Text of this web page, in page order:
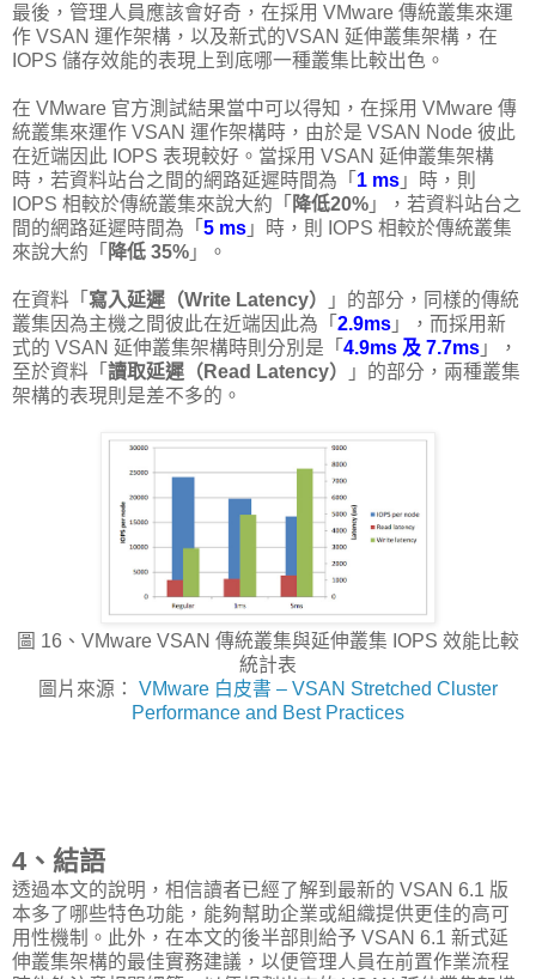
最後，管理人員應該會好奇，在採用 VMware 傳統叢集來運
作 VSAN 運作架構，以及新式的VSAN 延伸叢集架構，在
IOPS 儲存效能的表現上到底哪一種叢集比較出色。
在 VMware 官方測試結果當中可以得知，在採用 VMware 傳
統叢集來運作 VSAN 運作架構時，由於是 VSAN Node 彼此
在近端因此 IOPS 表現較好。當採用 VSAN 延伸叢集架構
時，若資料站台之間的網路延遲時間為「 1 ms 」時，則
IOPS 相較於傳統叢集來說大約「 降低20% 」，若資料站台之
間的網路延遲時間為「 5 ms 」時，則 IOPS 相較於傳統叢集
來說大約「 降低 35% 」。
在資料「 寫入延遲（Write Latency）
」的部分，同樣的傳統
叢集因為主機之間彼此在近端因此為「 2.9ms 」，而採用新
式的 VSAN 延伸叢集架構時則分別是「 4.9ms 及 7.7ms 」，
至於資料「 讀取延遲（Read Latency）
」的部分，兩種叢集
架構的表現則是差不多的。
圖 16、VMware VSAN 傳統叢集與延伸叢集 IOPS 效能比較
統計表
圖片來源： VMware 白皮書 – VSAN Stretched Cluster
Performance and Best Practices
4、結語
透過本文的說明，相信讀者已經了解到最新的 VSAN 6.1 版
本多了哪些特色功能，能夠幫助企業或組織提供更佳的高可
用性機制。此外，在本文的後半部則給予 VSAN 6.1 新式延
伸叢集架構的最佳實務建議，以便管理人員在前置作業流程